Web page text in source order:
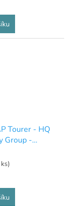
Tourer - HQ
Group -